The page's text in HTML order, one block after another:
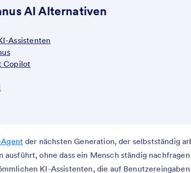
AI Alternativen
Assistenten
Copilot
der nächsten Generation, der selbstständig
ausführt, ohne dass ein Mensch ständig nachfragen
KI-Assistenten, die auf